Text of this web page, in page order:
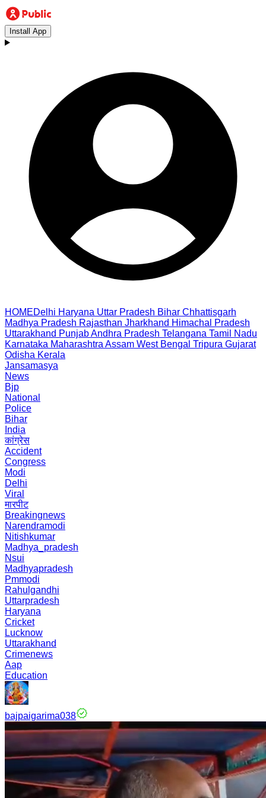
Install App
HOMEDelhi Haryana Uttar Pradesh Bihar Chhattisgarh
Madhya Pradesh Rajasthan Jharkhand Himachal Pradesh
Uttarakhand PunjabAndhra Pradesh Telangana Tamil Nadu
Karnataka Maharashtra Assam West Bengal Tripura Gujarat
Odisha Kerala
Jansamasya
News
Bjp
National
Police
Bihar
India
कांग्रेस
Accident
Congress
Modi
Delhi
Viral
मारपीट
Breakingnews
Narendramodi
Nitishkumar
Madhya_pradesh
Nsui
Madhyapradesh
Pmmodi
Rahulgandhi
Uttarpradesh
Haryana
Cricket
Lucknow
Uttarakhand
Crimenews
Aap
Education
bajpaigarima038